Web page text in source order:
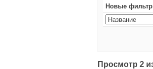
Новые
Просмотр 2